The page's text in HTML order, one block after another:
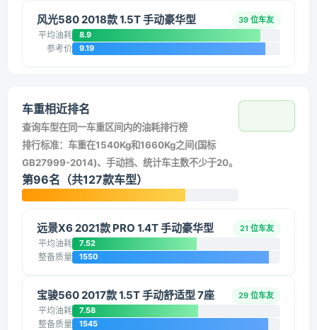
风光580 2018款 1.5T 手动豪华型 39 位车友
平均油耗 8.9
参考价 9.19
车重相近排名
查询车型在同一车重区间内的油耗排行榜
排行标准：车重在1540Kg和1660Kg之间(国标
GB27999-2014)、手动挡、统计车主数不少于20。
第96名（共127款车型）
远景X6 2021款 PRO 1.4T 手动豪华型 21 位车友
平均油耗 7.52
整备质量 1550
宝骏560 2017款 1.5T 手动舒适型 7座 29 位车友
平均油耗 7.58
整备质量 1545